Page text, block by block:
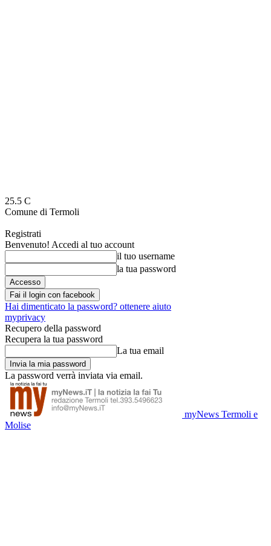
25.5 C
Comune di Termoli
Registrati
Benvenuto! Accedi al tuo account
il tuo username
la tua password
Fai il login con facebook
Hai dimenticato la password? ottenere aiuto
myprivacy
Recupero della password
Recupera la tua password
La tua email
La password verrà inviata via email.
myNews Termoli e
Molise